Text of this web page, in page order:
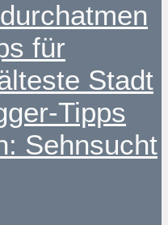
für
Stadt
Tipps
Sehnsucht